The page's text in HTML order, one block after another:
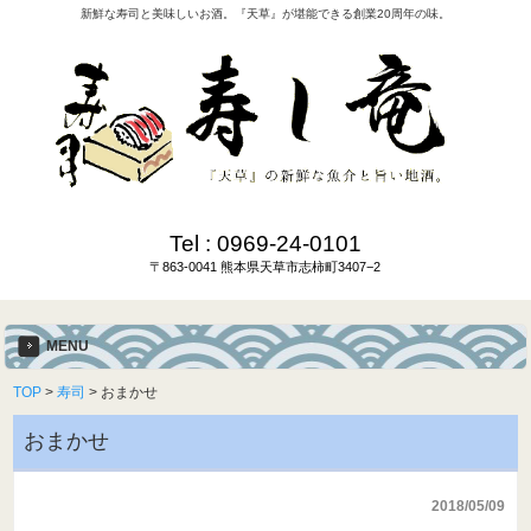
新鮮な寿司と美味しいお酒。『天草』が堪能できる創業20周年の味。
Tel : 0969-24-0101
〒863-0041 熊本県天草市志柿町3407−2
MENU
TOP >寿司 > おまかせ
おまかせ
2018/05/09